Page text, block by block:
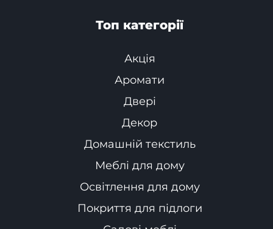
Топ категорії
Акція
Аромати
Двері
Декор
Домашній текстиль
Меблі для дому
Освітлення для дому
Покриття для підлоги